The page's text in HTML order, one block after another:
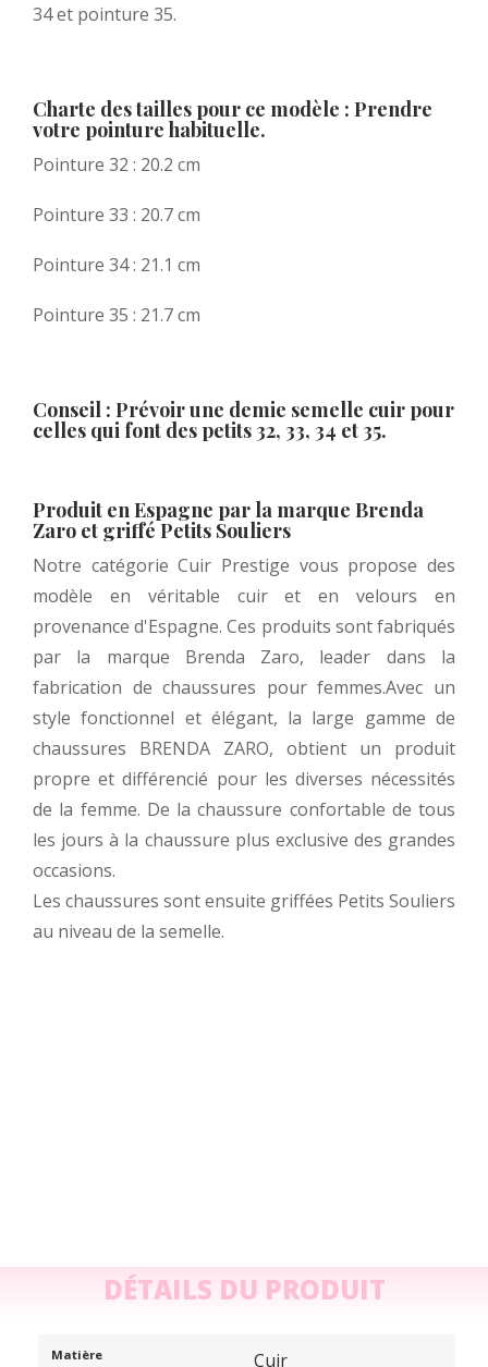
34 et pointure 35.
Charte des tailles pour ce modèle : Prendre
votre pointure habituelle.
Pointure 32 : 20.2 cm
Pointure 33 : 20.7 cm
Pointure 34 : 21.1 cm
Pointure 35 : 21.7 cm
Conseil : Prévoir une demie semelle cuir pour
celles qui font des petits 32, 33, 34 et 35.
Produit en Espagne par la marque Brenda
Zaro et griffé Petits Souliers
Notre catégorie Cuir Prestige vous propose des
modèle en véritable cuir et en velours en
provenance d'Espagne. Ces produits sont fabriqués
par la marque Brenda Zaro, leader dans la
fabrication de chaussures pour femmes.Avec un
style fonctionnel et élégant, la large gamme de
chaussures BRENDA ZARO, obtient un produit
propre et différencié pour les diverses nécessités
de la femme. De la chaussure confortable de tous
les jours à la chaussure plus exclusive des grandes
occasions.
Les chaussures sont ensuite griffées Petits Souliers
au niveau de la semelle.
DÉTAILS DU PRODUIT
Matière Cuir